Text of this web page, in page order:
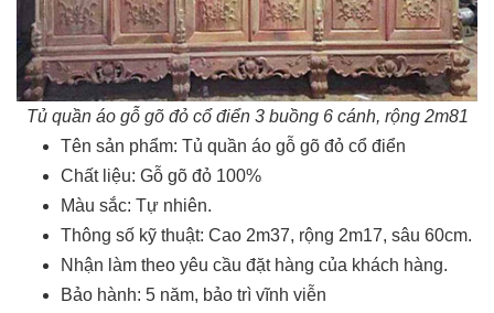
Tủ quần áo gỗ gõ đỏ cổ điển​ 3 buồng 6 cánh, rộng 2m81
Tên sản phẩm: Tủ quần áo gỗ gõ đỏ cổ điển
Chất liệu: Gỗ gõ đỏ 100%
Màu sắc: Tự nhiên.
Thông số kỹ thuật: Cao 2m37, rộng 2m17, sâu 60cm.
Nhận làm theo yêu cầu đặt hàng của khách hàng.
Bảo hành: 5 năm, bảo trì vĩnh viễn